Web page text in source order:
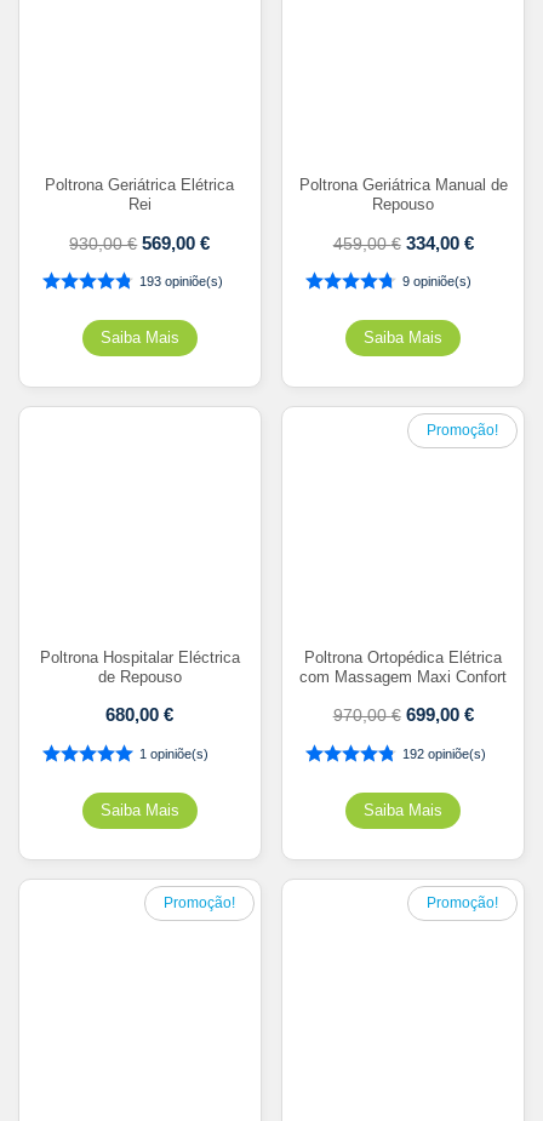
Poltrona Geriátrica Elétrica
Rei
930,00€ 569,00€
193 opiniõe(s)
Poltrona Geriátrica Manual de
Repouso
459,00€ 334,00 €
9 opiniõe(s)
Poltrona Hospitalar Eléctrica
de Repouso
680,00€
1 opiniõe(s)
Promoção!
Poltrona Ortopédica Elétrica
com Massagem Maxi Confort
970,00€ 699,00 €
192 opiniõe(s)
Promoção! Promoção!